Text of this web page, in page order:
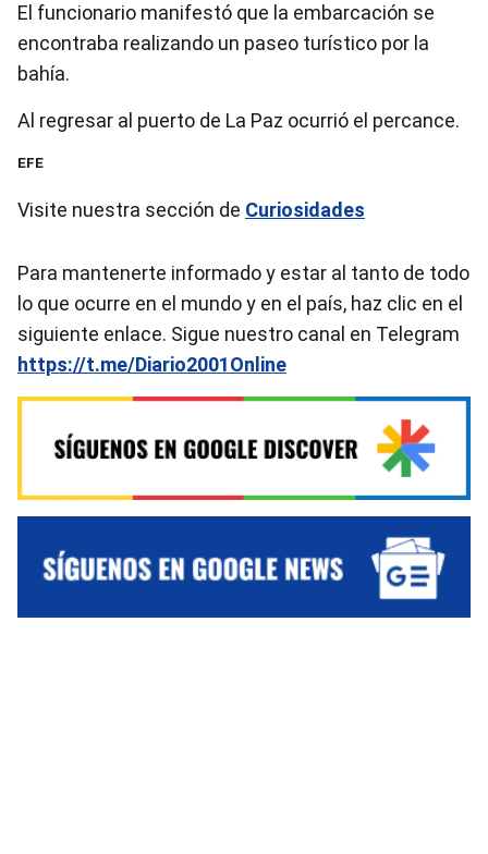
El funcionario manifestó que la embarcación se
encontraba realizando un paseo turístico por la
bahía.
Al regresar al puerto de La Paz ocurrió el percance.
EFE
Visite nuestra sección de Curiosidades
Para mantenerte informado y estar al tanto de todo
lo que ocurre en el mundo y en el país, haz clic en el
siguiente enlace. Sigue nuestro canal en Telegram
https://t.me/Diario2001Online